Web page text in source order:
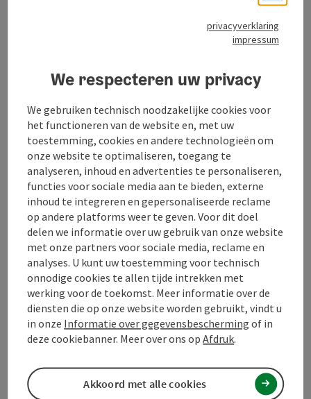
Openingstijden
Ligging
Prijs
Geschiktheid
Toegankelijkheid
Naar favorieten In de buurt
privacyverklaring
impressum
We respecteren uw privacy
We gebruiken technisch noodzakelijke cookies voor
het functioneren van de website en, met uw
toestemming, cookies en andere technologieën om
onze website te optimaliseren, toegang te
analyseren, inhoud en advertenties te personaliseren,
functies voor sociale media aan te bieden, externe
inhoud te integreren en gepersonaliseerde reclame
op andere platforms weer te geven. Voor dit doel
delen we informatie over uw gebruik van onze website
met onze partners voor sociale media, reclame en
analyses. U kunt uw toestemming voor technisch
onnodige cookies te allen tijde intrekken met
werking voor de toekomst. Meer informatie over de
diensten die op onze website worden gebruikt, vindt u
in onze Informatie over gegevensbescherming of in
deze cookiebanner. Meer over ons opAfdruk.
Akkoord met alle cookies